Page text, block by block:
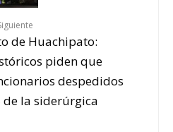
de Huachipato:
piden que
despedidos
de la siderúrgica